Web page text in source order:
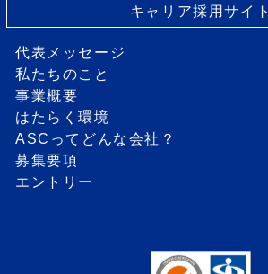
キャリア採用サイト
代表メッセージ
私たちのこと
事業概要
はたらく環境
ASCってどんな会社？
募集要項
エントリー